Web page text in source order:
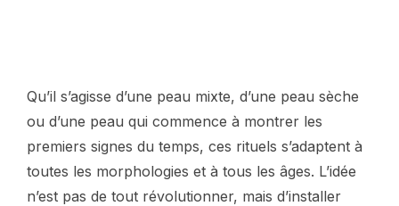
Qu’il s’agisse d’une peau mixte, d’une peau sèche
ou d’une peau qui commence à montrer les
premiers signes du temps, ces rituels s’adaptent à
toutes les morphologies et à tous les âges. L’idée
n’est pas de tout révolutionner, mais d’installer